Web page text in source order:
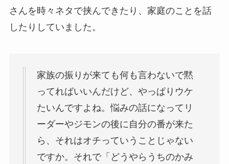
さんを時々ネタで挟んできたり、家庭のことを話
したりしていました。
家族の振りが来ても何も言わないで黙
ってればいいんだけど、やっぱりウケ
たいんですよね。悩みの話になってリ
ーダーやジモンの後に自分の番が来た
ら、それはオチっていうことじゃない
ですか。それで「どうやらうちのかみ